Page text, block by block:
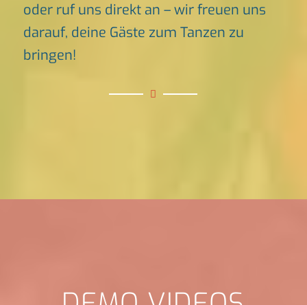
oder ruf uns direkt an – wir freuen uns
darauf, deine Gäste zum Tanzen zu
bringen!